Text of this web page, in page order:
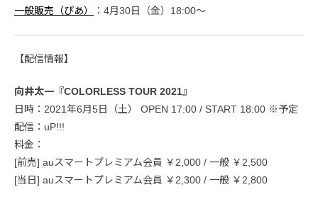
一般販売（ぴあ）
：4月30日（金）18:00〜
【配信情報】
向井太一『COLORLESS TOUR 2021』
日時：2021年6月5日（土） OPEN 17:00 / START 18:00 ※予定
配信：uP!!!
料金：
[前売] auスマートプレミアム会員 ￥2,000 / 一般 ￥2,500
[当日] auスマートプレミアム会員 ￥2,300 / 一般 ￥2,800